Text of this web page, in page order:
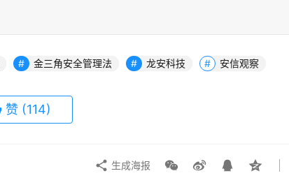
金三角安全管理法 龙安科技 安信观察
赞 (114)
生成海报